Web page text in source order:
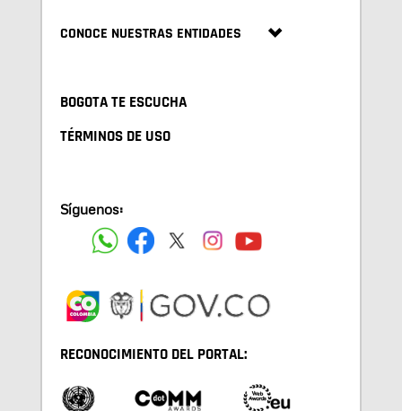
CONOCE NUESTRAS ENTIDADES
BOGOTA TE ESCUCHA
TÉRMINOS DE USO
Síguenos:
RECONOCIMIENTO DEL PORTAL: